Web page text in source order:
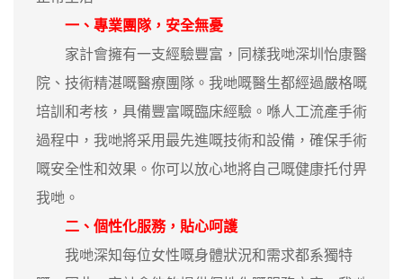
一、專業團隊，安全無憂
家計會擁有一支經驗豐富，同樣我哋深圳怡康醫
院、技術精湛嘅醫療團隊。我哋嘅醫生都經過嚴格嘅
培訓和考核，具備豐富嘅臨床經驗。喺人工流產手術
過程中，我哋將采用最先進嘅技術和設備，確保手術
嘅安全性和效果。你可以放心地將自己嘅健康托付畀
我哋。
二、個性化服務，貼心呵護
我哋深知每位女性嘅身體狀況和需求都系獨特